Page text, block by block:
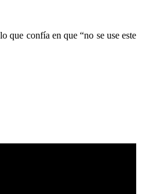
que confía en que “no se use este